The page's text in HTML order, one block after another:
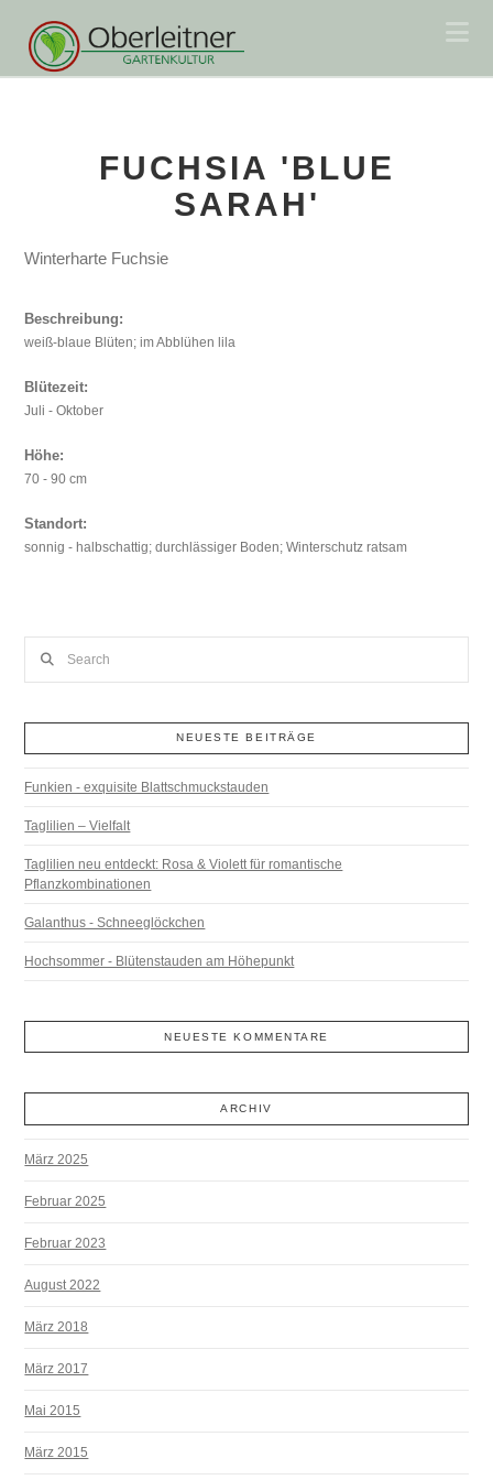
FUCHSIA 'BLUE
SARAH'
Winterharte Fuchsie
Beschreibung:
weiß-blaue Blüten; im Abblühen lila
Blütezeit:
Juli - Oktober
Höhe:
70 - 90 cm
Standort:
sonnig - halbschattig; durchlässiger Boden; Winterschutz ratsam
NEUESTE BEITRÄGE
Funkien - exquisite Blattschmuckstauden
Taglilien – Vielfalt
Taglilien neu entdeckt: Rosa & Violett für romantische
Pflanzkombinationen
Galanthus - Schneeglöckchen
Hochsommer - Blütenstauden am Höhepunkt
NEUESTE KOMMENTARE
ARCHIV
März 2025
Februar 2025
Februar 2023
August 2022
März 2018
März 2017
Mai 2015
März 2015